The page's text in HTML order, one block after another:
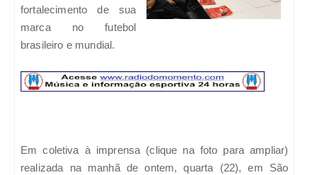
fortalecimento de sua
marca no futebol
brasileiro e mundial.
Em coletiva à imprensa (clique na foto para ampliar)
realizada na manhã de ontem, quarta (22), em São